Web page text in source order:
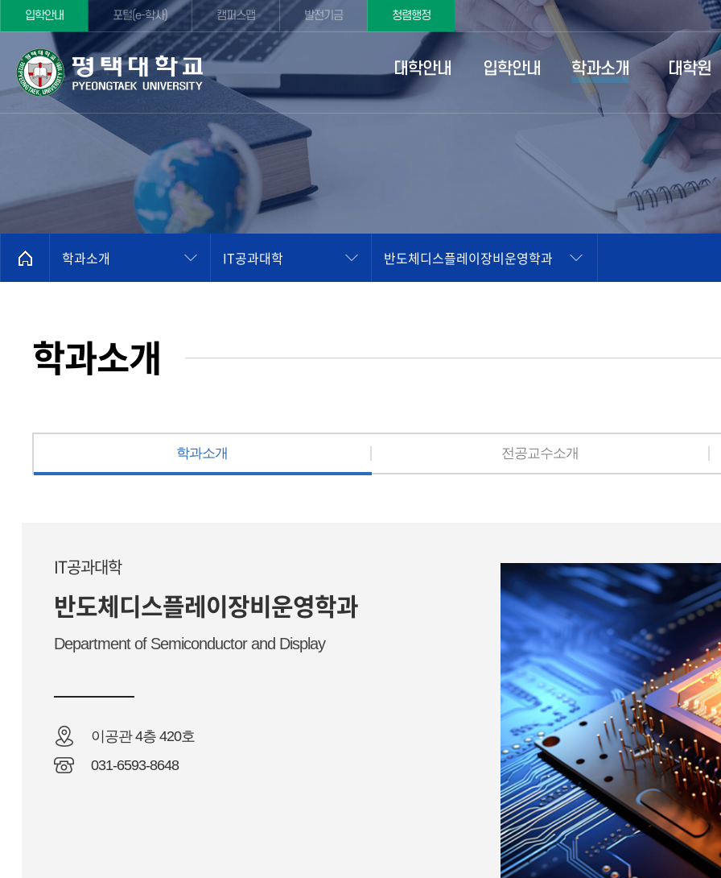
입학안내 포털(e-학사) 캠퍼스맵 발전기금 청렴행정
대학안내 입학안내 학과소개 대학원
학과소개 IT공과대학 반도체디스플레이장비운영학과
학과소개
학과소개 전공교수소개
IT공과대학
반도체디스플레이장비운영학과
Department of Semiconductor and Display
이공관 4층 420호
031-6593-8648